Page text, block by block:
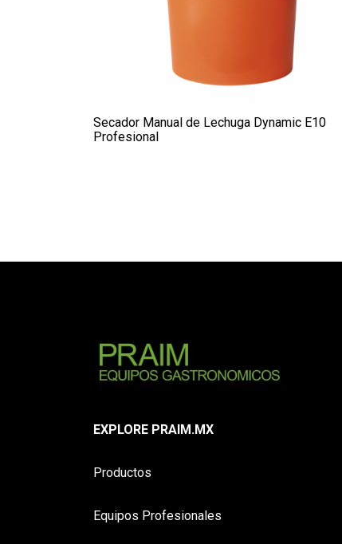
Secador Manual de Lechuga Dynamic E10
Profesional
EXPLORE PRAIM.MX
Productos
Equipos Profesionales